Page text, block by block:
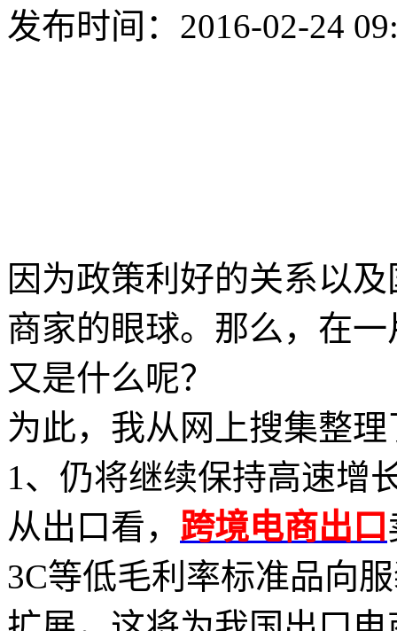
发布时间：2016-02-24
因为政策利好的关系以
商家的眼球。那么，在
又是什么呢？
为此，我从网上搜集整
1、仍将继续保持高速增
从出口看， 跨境电商出口
3C等低毛利率标准品向